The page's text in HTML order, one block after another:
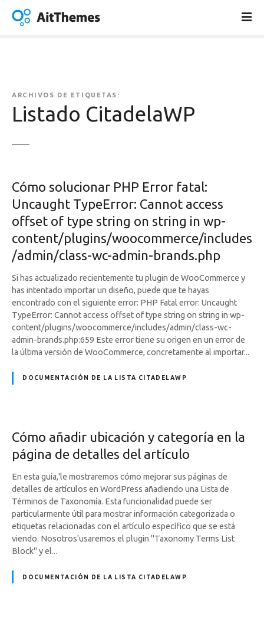
ARCHIVOS DE ETIQUETAS:
Listado CitadelaWP
Cómo solucionar PHP Error fatal:
Uncaught TypeError: Cannot access
offset of type string on string in wp-
content/plugins/woocommerce/includes
/admin/class-wc-admin-brands.php
Si has actualizado recientemente tu plugin de WooCommerce y
has intentado importar un diseño, puede que te hayas
encontrado con el siguiente error: PHP Fatal error: Uncaught
TypeError: Cannot access offset of type string on string in wp-
content/plugins/woocommerce/includes/admin/class-wc-
admin-brands.php:659 Este error tiene su origen en un error de
la última versión de WooCommerce, concretamente al importar...
DOCUMENTACIÓN DE LA LISTA CITADELAWP
Cómo añadir ubicación y categoría en la
página de detalles del artículo
En esta guía,'le mostraremos cómo mejorar sus páginas de
detalles de artículos en WordPress añadiendo una Lista de
Términos de Taxonomía. Esta funcionalidad puede ser
particularmente útil para mostrar información categorizada o
etiquetas relacionadas con el artículo específico que se está
viendo. Nosotros'usaremos el plugin "Taxonomy Terms List
Block" y el...
DOCUMENTACIÓN DE LA LISTA CITADELAWP